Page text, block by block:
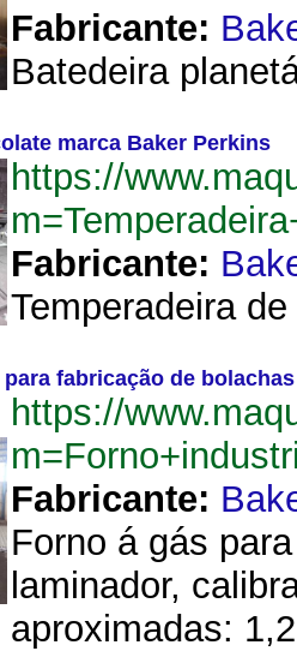
Fabricante:
Batedeira
marca Baker Perkins
https://
Fabricante:
Temperadeira
fabricação de
https://
Fabricante:
Forno á gás
laminador,
aproximadas: